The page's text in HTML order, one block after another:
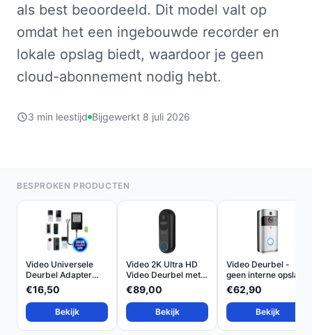
als best beoordeeld. Dit model valt op
omdat het een ingebouwde recorder en
lokale opslag biedt, waardoor je geen
cloud-abonnement nodig hebt.
3 min leestijd Bijgewerkt 8 juli 2026
BESPROKEN PRODUCTEN
Video Universele
Deurbel Adapter
230V-...
€16,50
Bekijk
Video 2K Ultra HD
Video Deurbel met
Bi...
€89,00
Bekijk
Video Deurbel -
geen interne opslag
-...
€62,90
Bekijk